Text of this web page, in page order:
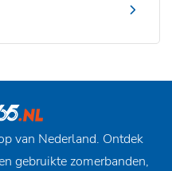
van Nederland. Ontdek
gebruikte zomerbanden,